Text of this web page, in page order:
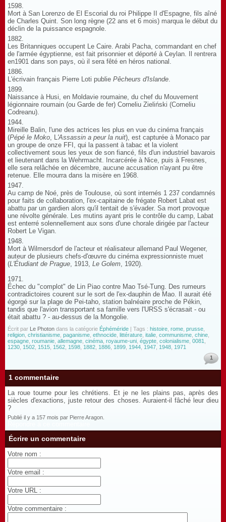
1598.
Mort à San Lorenzo de El Escorial du roi Philippe II d'Espagne, fils aîné
de Charles Quint. Son long règne (22 ans et 6 mois) marqua le début du
déclin de la puissance espagnole.
1882.
Les Britanniques occupent Le Caire. Arabi Pacha, commandant en chef
de l'armée égyptienne, est fait prisonnier et déporté à Ceylan. Il rentrera
en1901 dans son pays, où il sera fêté en héros national.
1886.
L'écrivain français Pierre Loti publie Pêcheurs d'Islande.
1899.
Naissance à Husi, en Moldavie roumaine, du chef du Mouvement
légionnaire roumain (ou Garde de fer) Corneliu Zieliński (Corneliu
Codreanu).
1944.
Mireille Balin, l'une des actrices les plus en vue du cinéma français
(Pépé le Moko, L'Assassin a peur la nuit), est capturée à Monaco par
un groupe de onze FFI, qui la passent à tabac et la violent
collectivement sous les yeux de son fiancé, fils d'un industriel bavarois
et lieutenant dans la Wehrmacht. Incarcérée à Nice, puis à Fresnes,
elle sera relâchée en décembre, aucune accusation n'ayant pu être
retenue. Elle mourra dans la misère en 1968.
1947.
Au camp de Noé, près de Toulouse, où sont internés 1 237 condamnés
pour faits de collaboration, l'ex-capitaine de frégate Robert Labat est
abattu par un gardien alors qu'il tentait de s'évader. Sa mort provoque
une révolte générale. Les mutins ayant pris le contrôle du camp, Labat
est enterré solennellement aux sons d'une chorale dirigée par l'acteur
Robert Le Vigan.
1948.
Mort à Wilmersdorf de l'acteur et réalisateur allemand Paul Wegener,
auteur de plusieurs chefs-d'œuvre du cinéma expressionniste muet
(L'Étudiant de Prague, 1913, Le Golem, 1920).
1971.
Échec du "complot" de Lin Piao contre Mao Tsé-Tung. Des rumeurs
contradictoires courent sur le sort de l'ex-dauphin de Mao. Il aurait été
égorgé sur la plage de Pei-taho, station balnéaire proche de Pékin,
tandis que l'avion transportant sa famille vers l'URSS s'écrasait - ou
était abattu ? - au-dessus de la Mongolie.
Écrit par Le Photon dans la catégorie Éphéméride | Tags : histoire rome prusse
religion christianisme paganisme ethnocide littérature italie communisme chine
espagne roumanie allemagne cinéma royaume-uni égypte colonialisme 0081
1230 1502 1515 1562 1598 1882 1886 1899 1944 1947 1948 1971
1
1 commentaire
La roue tourne pour les chrétiens. Et je ne les plains pas, après des
siècles d'exactions, juste retour des choses. Auraient-il fâché leur dieu
?
Publié il y a 157 mois par Pierre Aragon.
Écrire un commentaire
Votre nom :
Votre email :
Votre URL :
Votre commentaire :